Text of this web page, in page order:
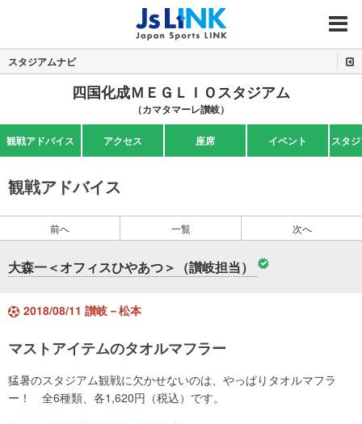
MENU
スタジアムナビ
四国化成ＭＥＧＬＩＯスタジアム
（カマタマーレ讃岐）
観戦アドバイス アクセス 座席 イベント スタ
観戦アドバイス
前へ 一覧 次へ
大森一＜オフィスひやあつ＞（讃岐担当）
2018/08/11 讃岐－松本
マストアイテムのタオルマフラー
猛暑のスタジアム観戦に欠かせないのは、やっぱりタオルマフラ
ー！ 全6種類、各1,620円（税込）です。